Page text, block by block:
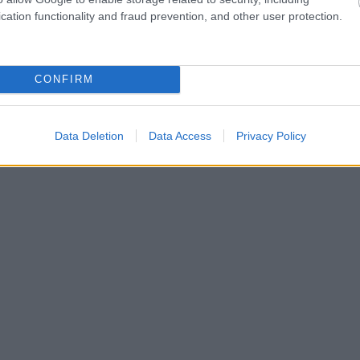
functionality and fraud prevention, and other user protection.
CONFIRM
Data Deletion Data Access Privacy Policy